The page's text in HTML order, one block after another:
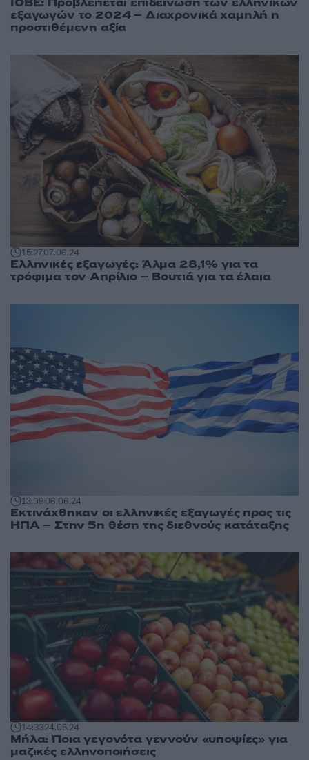
εξαγωγών το 2024 – Διαχρονικά χαμηλή η
προστιθέμενη αξία
15:2707.06.24
Ελληνικές εξαγωγές: Άλμα 28,1% για τα
τρόφιμα τον Απρίλιο – Βουτιά για τα έλαια
13:0906.06.24
Εκτινάχθηκαν οι ελληνικές εξαγωγές προς τις
ΗΠΑ – Στην 5η θέση της διεθνούς κατάταξης
14:3324.05.24
Μήλα: Ποια γεγονότα γεννούν «υποψίες» για
μαζικές ελληνοποιήσεις